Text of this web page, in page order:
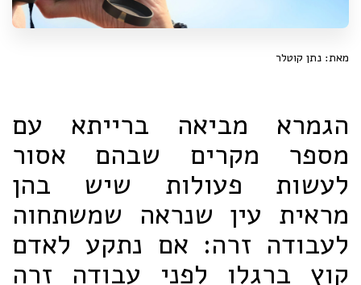
מאת: נתן קוטלר
הגמרא מביאה ברייתא עם
מספר מקרים שבהם אסור
לעשות פעולות שיש בהן
מראית עין שנראה שמשתחוה
לעבודה זרה: אם נתקע לאדם
קוץ ברגלו לפני עבודה זרה